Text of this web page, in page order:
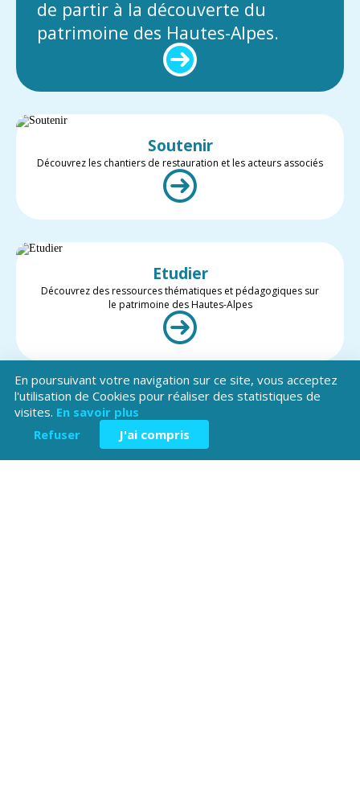
de partir à la découverte du
patrimoine des Hautes-Alpes.
Soutenir
Découvrez les chantiers de restauration et les acteurs associés
Etudier
Découvrez des ressources thématiques et pédagogiques sur
le patrimoine des Hautes-Alpes
Valoriser
Restez informé des projets et des actualités du patrimoine des
Hautes-Alpes
En poursuivant votre navigation sur ce site, vous acceptez
l'utilisation de Cookies pour réaliser des statistiques de
visites. En savoir plus
Refuser
J'ai compris